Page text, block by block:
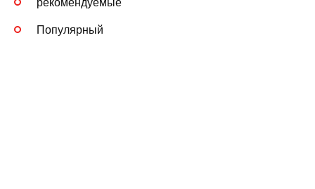
рекомендуемые
Популярный